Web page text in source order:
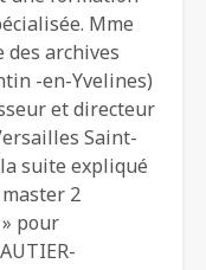
Mme
archives
-en-Yvelines)
et directeur
Saint-
suite expliqué
2
pour